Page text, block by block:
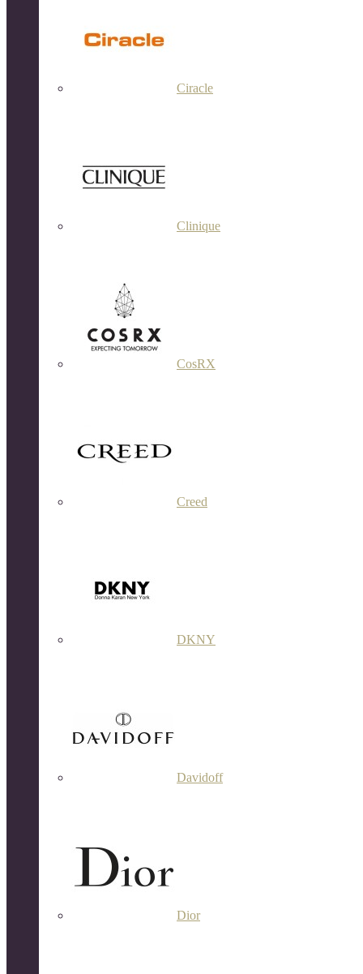
Ciracle
Clinique
CosRX
Creed
DKNY
Davidoff
Dior